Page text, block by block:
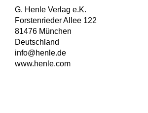
G. Henle Verlag e.K.
Forstenrieder Allee 122
81476 München
Deutschland
info@henle.de
www.henle.com